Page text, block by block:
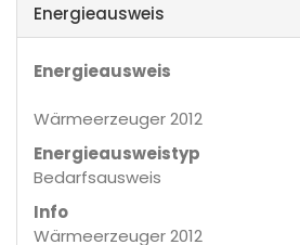
Energieausweis
Energieausweis
Wärmeerzeuger 2012
Energieausweistyp
Bedarfs­ausweis
Info
Wärmeerzeuger 2012